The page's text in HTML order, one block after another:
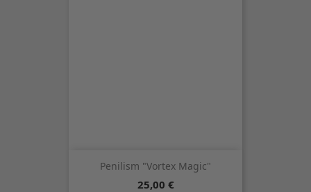
Penilism "Vortex Magic"
Precio
25,00 €